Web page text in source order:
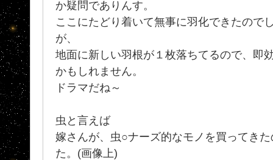
か疑問でありんす。
ここにたどり着いて無事に羽化できたので
が、
地面に新しい羽根が１枚落ちてるので、即
かもしれません。
ドラマだね～
虫と言えば
嫁さんが、虫○ナーズ的なモノを買ってき
た。(画像上)